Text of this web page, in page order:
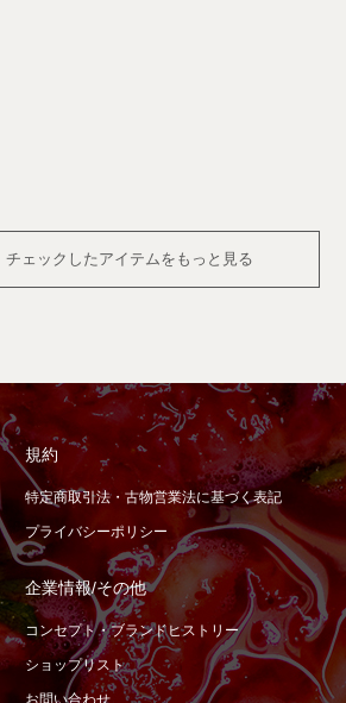
チェックしたアイテムをもっと見る
規約
特定商取引法・古物営業法に基づく表記
プライバシーポリシー
企業情報/その他
コンセプト・ブランドヒストリー
ショップリスト
お問い合わせ